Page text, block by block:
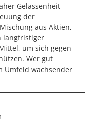
Gelassenheit
der
aus Aktien,
langfristiger
um sich gegen
Wer gut
Umfeld wachsender